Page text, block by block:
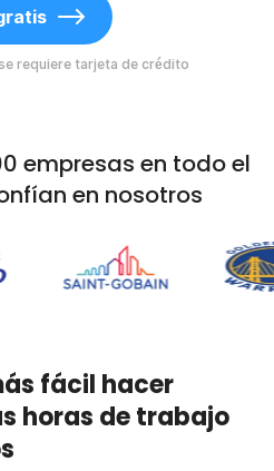
requiere tarjeta de crédito
empresas en todo el
en nosotros
fácil hacer
horas de trabajo